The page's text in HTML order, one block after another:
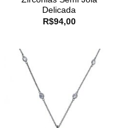
Delicada
R$94,00